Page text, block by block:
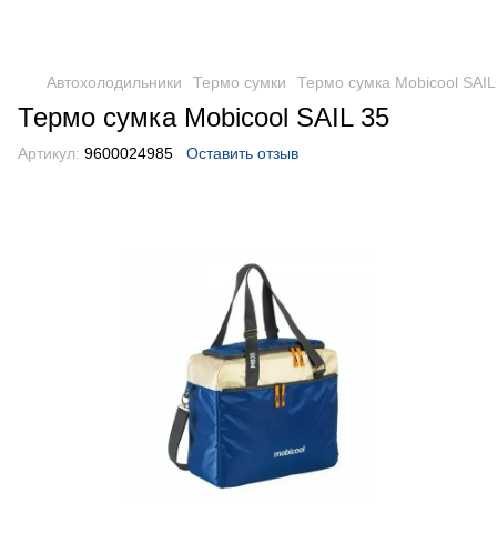
Автохолодильники Термо сумки Термо сумка Mobicool
Термо сумка Mobicool SAIL 35
Артикул: 9600024985 Оставить отзыв